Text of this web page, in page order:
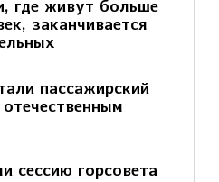
где живут больше
заканчивается
пассажирский
сессию горсовета